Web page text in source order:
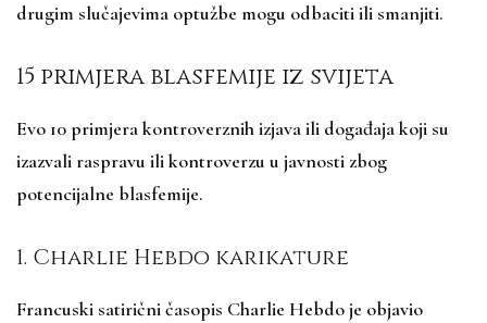
drugim slučajevima optužbe mogu odbaciti ili smanjiti.
15 primjera blasfemije iz svijeta
Evo 10 primjera kontroverznih izjava ili događaja koji su
izazvali raspravu ili kontroverzu u javnosti zbog
potencijalne blasfemije.
1. Charlie Hebdo karikature
Francuski satirični časopis Charlie Hebdo je objavio